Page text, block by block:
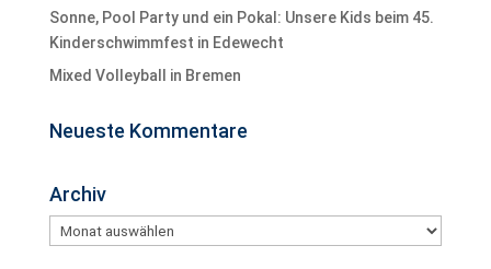
Sonne, Pool Party und ein Pokal: Unsere Kids beim 45.
Kinderschwimmfest in Edewecht
Mixed Volleyball in Bremen
Neueste Kommentare
Archiv
Archiv